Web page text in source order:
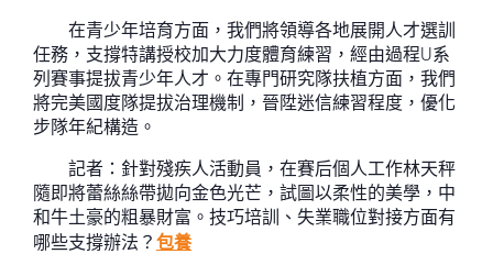
在青少年培育方面，我們將領導各地展開人才選訓
任務，支撐特講授校加大力度體育練習，經由過程U系
列賽事提拔青少年人才。在專門研究隊扶植方面，我們
將完美國度隊提拔治理機制，晉陞迷信練習程度，優化
步隊年紀構造。
記者：針對殘疾人活動員，在賽后個人工作林天秤
隨即將蕾絲絲帶拋向金色光芒，試圖以柔性的美學，中
和牛土豪的粗暴財富。技巧培訓、失業職位對接方面有
哪些支撐辦法？ 包養